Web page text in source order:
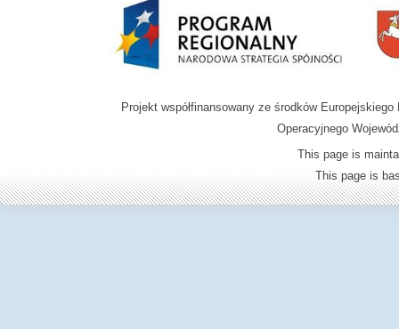
Projekt współfinansowany ze środków
Operacyjnego
This page is
This page is